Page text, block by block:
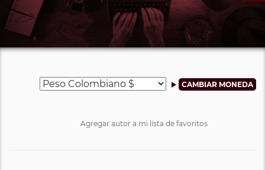
Agregar autor a mi lista de favoritos